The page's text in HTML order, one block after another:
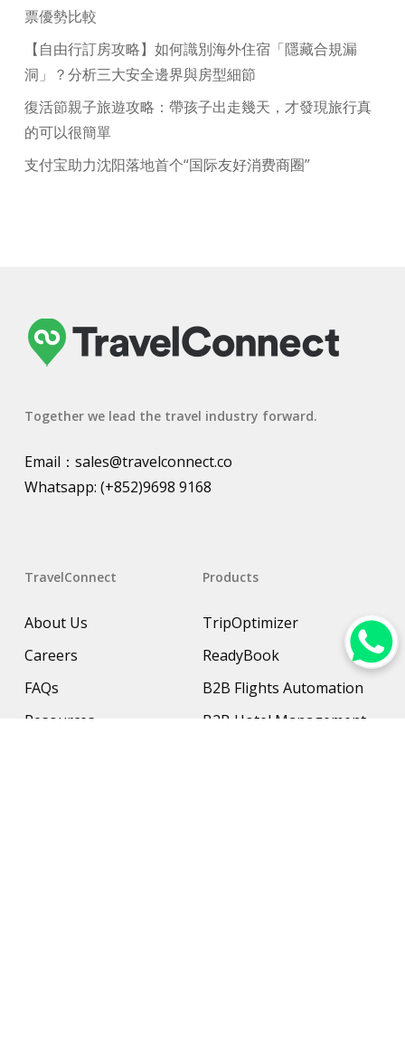
票優勢比較
【自由行訂房攻略】如何識別海外住宿「隱藏合規漏
洞」？分析三大安全邊界與房型細節
復活節親子旅遊攻略：帶孩子出走幾天，才發現旅行真
的可以很簡單
支付宝助力沈阳落地首个“国际友好消费商圈”
Together we lead the travel industry forward.
Email： sales@travelconnect.co
Whatsapp: (+852)9698 9168
TravelConnect
About Us
Careers
FAQs
Resources
Products
TripOptimizer
ReadyBook
B2B Flights Automation
B2B Hotel Management